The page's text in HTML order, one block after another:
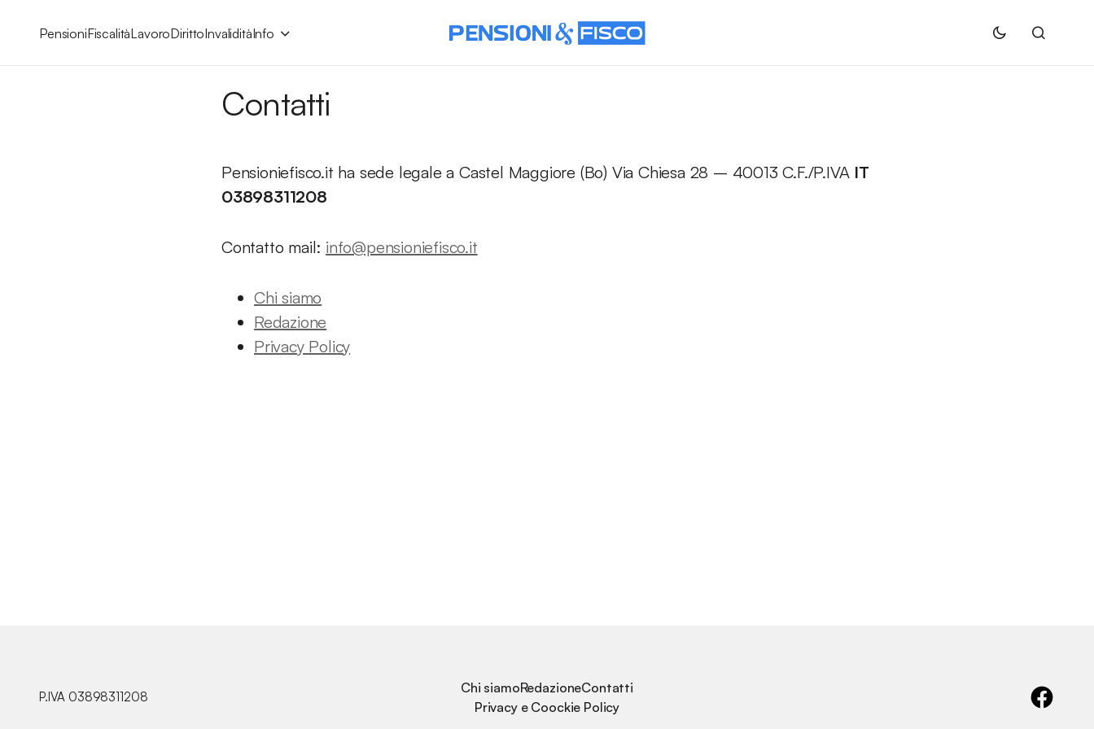
PensioniFiscalitàLavoroDirittoInvaliditàInfo
Contatti
Pensioniefisco.it ha sede legale a Castel Maggiore (Bo) Via Chiesa 28 – 40013 C.F./P.IVA IT
03898311208
Contatto mail: info@pensioniefisco.it
Chi siamo
Redazione
Privacy Policy
P.IVA 03898311208
Chi siamoRedazioneContatti
Privacy e Coockie Policy